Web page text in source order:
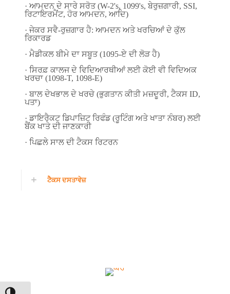
· ਆਮਦਨ ਦੇ ਸਾਰੇ ਸਰੋਤ (W-2's, 1099's, ਬੇਰੁਜ਼ਗਾਰੀ, SSI,
ਰਿਟਾਇਰਮੈਂਟ, ਹੋਰ ਆਮਦਨ, ਆਦਿ)
· ਜੇਕਰ ਸਵੈ-ਰੁਜ਼ਗਾਰ ਹੈ: ਆਮਦਨ ਅਤੇ ਖਰਚਿਆਂ ਦੇ ਕੁੱਲ
ਰਿਕਾਰਡ
· ਮੈਡੀਕਲ ਬੀਮੇ ਦਾ ਸਬੂਤ (1095-ਏ ਦੀ ਲੋੜ ਹੈ)
· ਸਿਰਫ਼ ਕਾਲਜ ਦੇ ਵਿਦਿਆਰਥੀਆਂ ਲਈ ਕੋਈ ਵੀ ਵਿਦਿਅਕ
ਖਰਚਾ (1098-T, 1098-E)
· ਬਾਲ ਦੇਖਭਾਲ ਦੇ ਖਰਚੇ (ਭੁਗਤਾਨ ਕੀਤੀ ਮਜ਼ਦੂਰੀ, ਟੈਕਸ ID,
ਪਤਾ)
· ਡਾਇਰੈਕਟ ਡਿਪਾਜ਼ਿਟ ਰਿਫੰਡ (ਰੂਟਿੰਗ ਅਤੇ ਖਾਤਾ ਨੰਬਰ) ਲਈ
ਬੈਂਕ ਖਾਤੇ ਦੀ ਜਾਣਕਾਰੀ
· ਪਿਛਲੇ ਸਾਲ ਦੀ ਟੈਕਸ ਰਿਟਰਨ
ਟੈਕਸ ਦਸਤਾਵੇਜ਼